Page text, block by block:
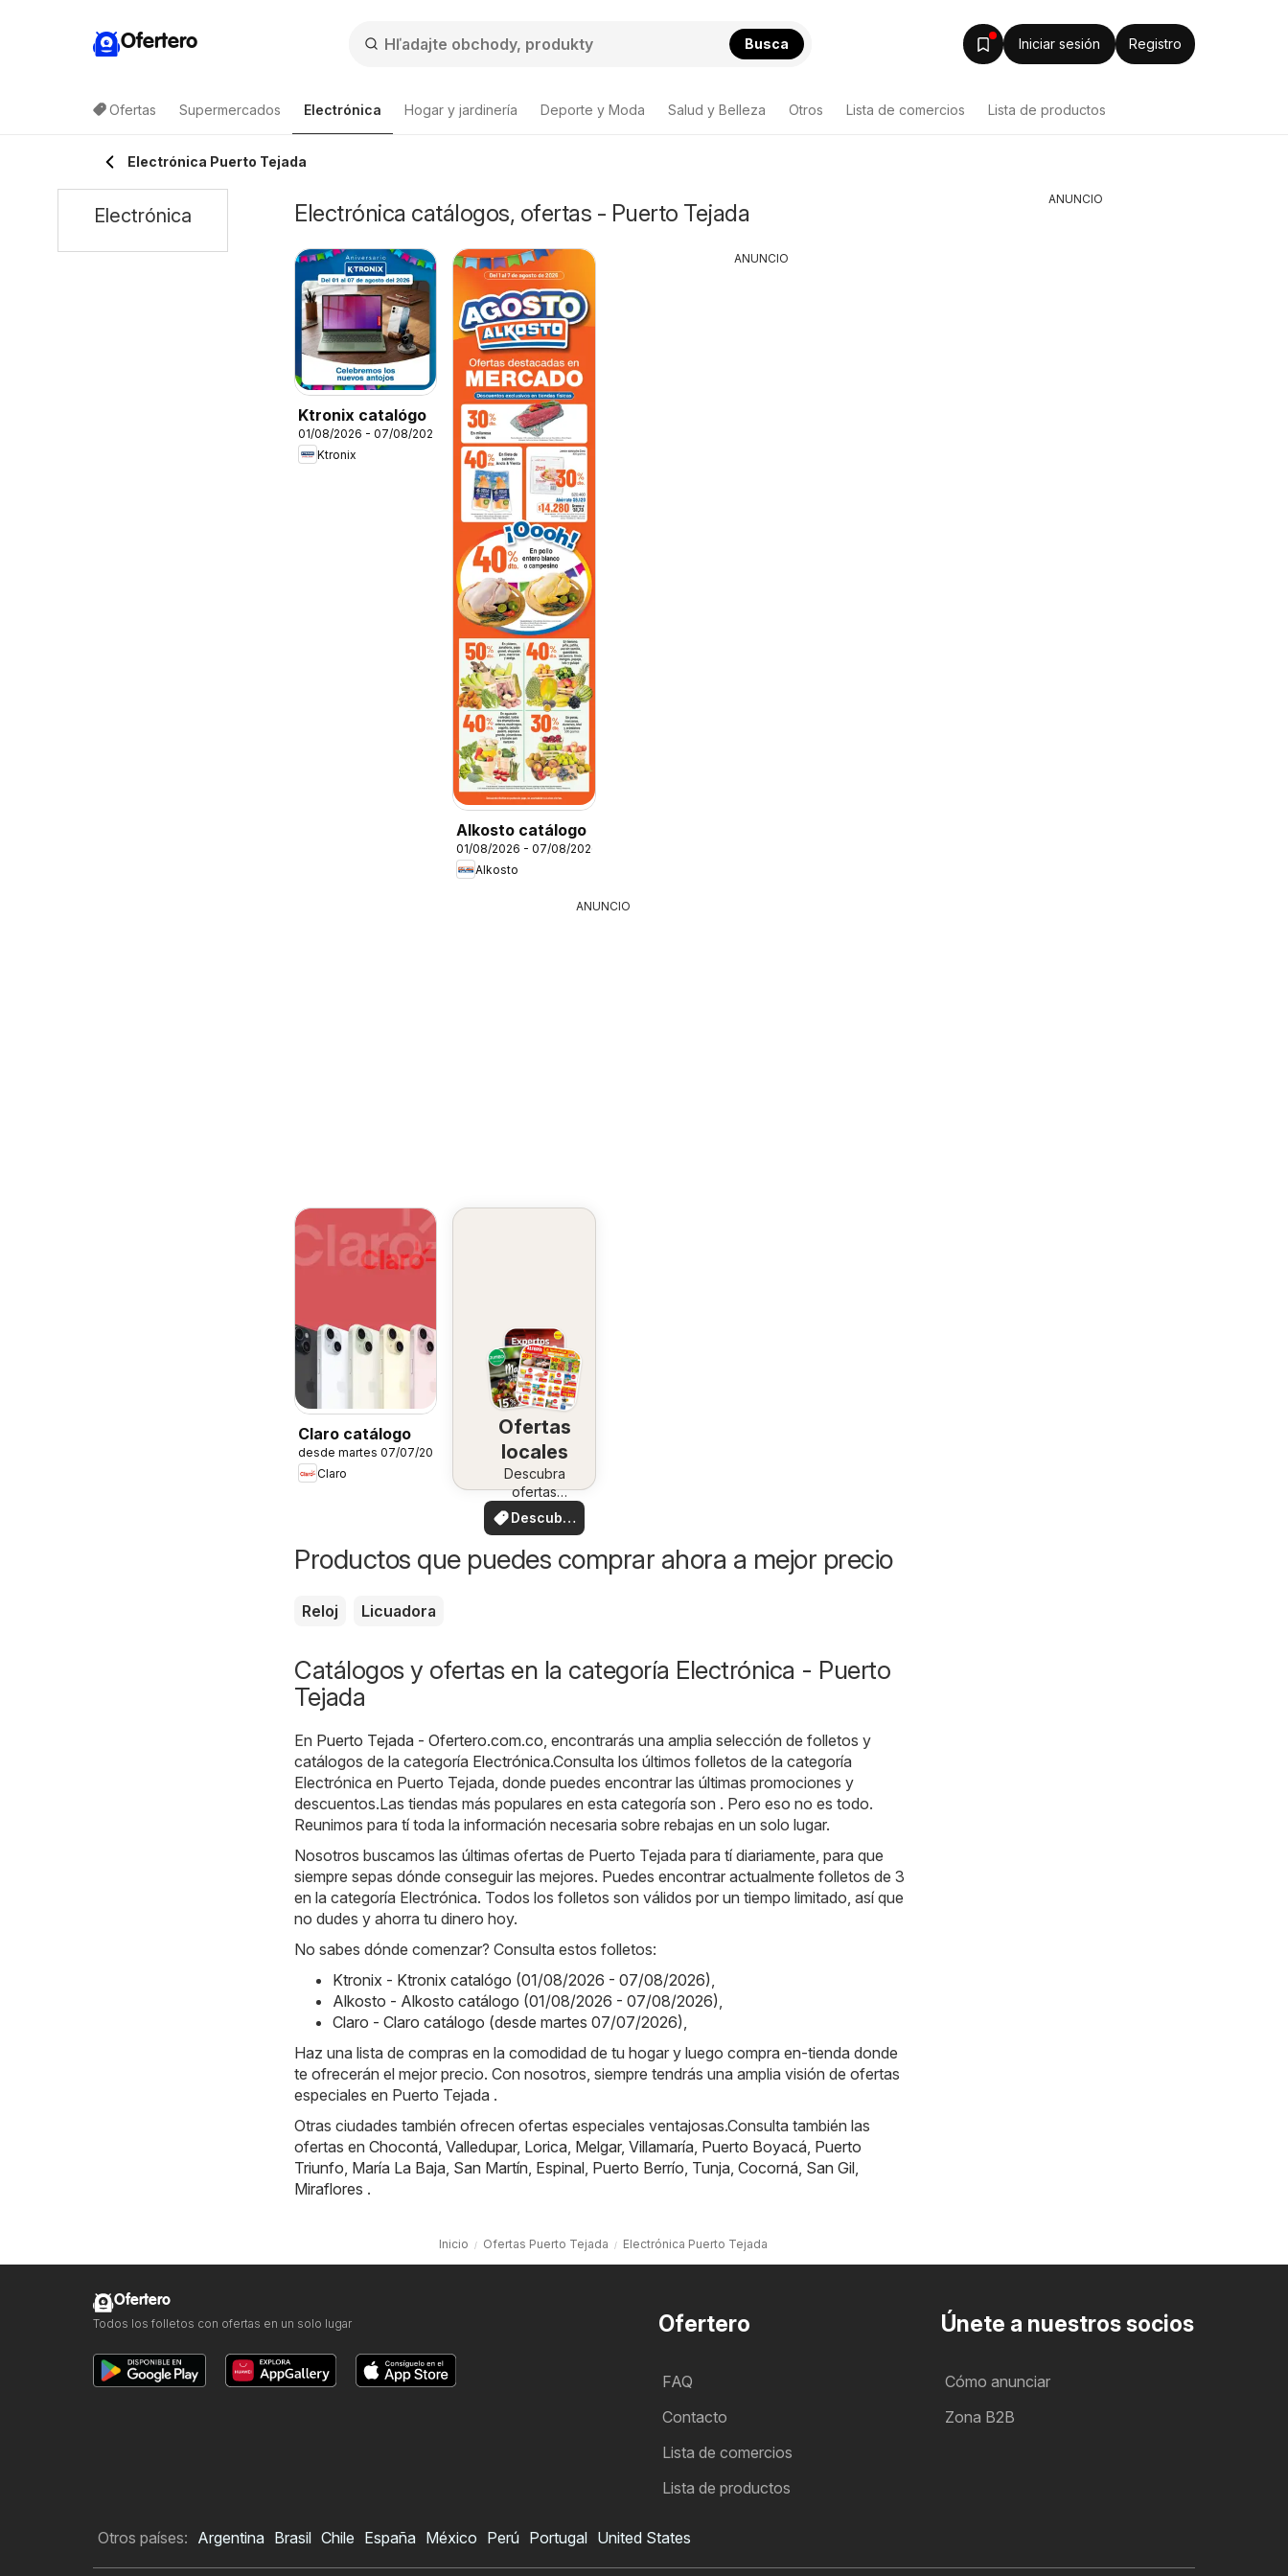
Ofertero Busca Iniciar sesión Registro
Ofertas Supermercados Electrónica Hogar y jardinería Deporte y Moda Salud y Belleza Otros Lista de comercios Lista de productos
Electrónica Puerto Tejada
Electrónica catálogos, ofertas - Puerto Tejada
Ktronix catalógo
01/08/2026 - 07/08/2026
Ktronix
Alkosto catálogo
01/08/2026 - 07/08/2026
Alkosto
ANUNCIO
ANUNCIO
Claro catálogo
desde martes 07/07/2026
Claro
Ofertas
locales
Descubra
ofertas
especiales
Descubre
ofertas
Productos que puedes comprar ahora a mejor precio
Reloj Licuadora
Catálogos y ofertas en la categoría Electrónica - Puerto
Tejada
En Puerto Tejada - Ofertero.com.co, encontrarás una amplia selección de folletos y
catálogos de la categoría Electrónica.Consulta los últimos folletos de la categoría
Electrónica en Puerto Tejada, donde puedes encontrar las últimas promociones y
descuentos.Las tiendas más populares en esta categoría son . Pero eso no es todo.
Reunimos para tí toda la información necesaria sobre rebajas en un solo lugar.
Nosotros buscamos las últimas ofertas de Puerto Tejada para tí diariamente, para que
siempre sepas dónde conseguir las mejores. Puedes encontrar actualmente folletos de 3
en la categoría Electrónica. Todos los folletos son válidos por un tiempo limitado, así que
no dudes y ahorra tu dinero hoy.
No sabes dónde comenzar? Consulta estos folletos:
Ktronix - Ktronix catalógo (01/08/2026 - 07/08/2026),
Alkosto - Alkosto catálogo (01/08/2026 - 07/08/2026),
Claro - Claro catálogo (desde martes 07/07/2026),
Haz una lista de compras en la comodidad de tu hogar y luego compra en-tienda donde
te ofrecerán el mejor precio. Con nosotros, siempre tendrás una amplia visión de ofertas
especiales en Puerto Tejada .
Otras ciudades también ofrecen ofertas especiales ventajosas.Consulta también las
ofertas en Chocontá, Valledupar, Lorica, Melgar, Villamaría, Puerto Boyacá, Puerto
Triunfo, María La Baja, San Martín, Espinal, Puerto Berrío, Tunja, Cocorná, San Gil,
Miraflores .
Inicio Ofertas Puerto Tejada Electrónica Puerto Tejada
Electrónica
ANUNCIO
Ofertero
FAQ
Contacto
Lista de comercios
Lista de productos
Únete a nuestros socios
Cómo anunciar
Zona B2B
Ofertero
Todos los folletos con ofertas en un solo lugar
Otros países: Argentina Brasil Chile España México Perú Portugal United States